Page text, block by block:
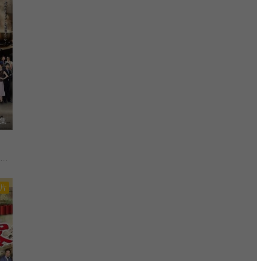
谢琼煖/洪都拉斯/陈仙梅/蓝苇华/苏晏霈/曾智希/曾子益/陈志强/郭忠祐/李之勤/潘奕如/范瑞君/王耿豪/吴铃山/张倩/李运庆/罗子惟/宫美乐/王晴/于浩威/马国毕/张世贤/徐千京/黄子玲/黄靖雅/李佩怡/吴政澔/黄尚禾/吴皓升/